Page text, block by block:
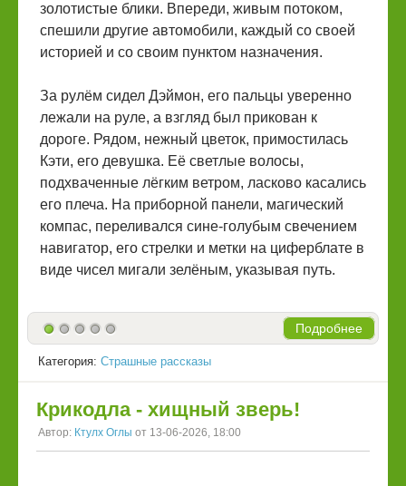
золотистые блики. Впереди, живым потоком,
спешили другие автомобили, каждый со своей
историей и со своим пунктом назначения.
За рулём сидел Дэймон, его пальцы уверенно
лежали на руле, а взгляд был прикован к
дороге. Рядом, нежный цветок, примостилась
Кэти, его девушка. Её светлые волосы,
подхваченные лёгким ветром, ласково касались
его плеча. На приборной панели, магический
компас, переливался сине-голубым свечением
навигатор, его стрелки и метки на циферблате в
виде чисел мигали зелёным, указывая путь.
Подробнее
Категория: Страшные рассказы
Крикодла - хищный зверь!
Автор: Ктулх Оглы от 13-06-2026, 18:00